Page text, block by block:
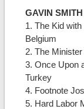
GAVIN SMITH
1. The Kid
Belgium
2. The
3. Once Upon
Turkey
4. Footnote
5. Hard Labor